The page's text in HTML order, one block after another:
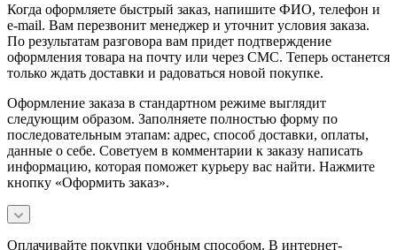
Когда оформляете быстрый заказ, напишите ФИО, телефон и
e-mail. Вам перезвонит менеджер и уточнит условия заказа.
По результатам разговора вам придет подтверждение
оформления товара на почту или через СМС. Теперь останется
только ждать доставки и радоваться новой покупке.
Оформление заказа в стандартном режиме выглядит
следующим образом. Заполняете полностью форму по
последовательным этапам: адрес, способ доставки, оплаты,
данные о себе. Советуем в комментарии к заказу написать
информацию, которая поможет курьеру вас найти. Нажмите
кнопку «Оформить заказ».
Оплачивайте покупки удобным способом. В интернет-